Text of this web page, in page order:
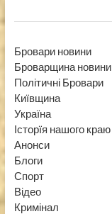
Бровари новини
Броварщина новини
Політичні Бровари
Київщина
Україна
Історїя нашого краю
Анонси
Блоги
Спорт
Відео
Кримінал